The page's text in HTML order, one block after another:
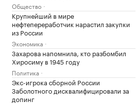
Общество
Крупнейший в мире
нефтепереработчик нарастил закупки
из России
Экономика
Захарова напомнила, кто разбомбил
Хиросиму в 1945 году
Политика
Экс-игрока сборной России
Заболотного дисквалифицировали за
допинг